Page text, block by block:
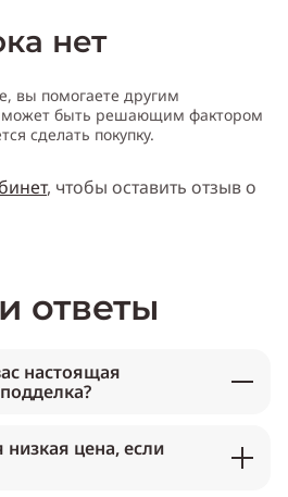
нет
вы помогаете другим
может быть решающим фактором
сделать покупку.
, чтобы оставить отзыв о
ответы
настоящая
низкая цена, если